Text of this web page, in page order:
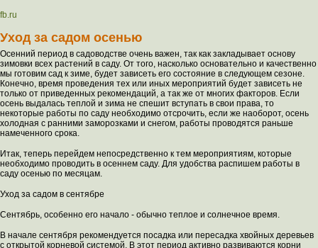
fb.ru
Уход за садом осенью
Осенний период в садоводстве очень важен, так как закладывает основу
зимовки всех растений в саду. От того, насколько основательно и качественно
мы готовим сад к зиме, будет зависеть его состояние в следующем сезоне.
Конечно, время проведения тех или иных мероприятий будет зависеть не
только от приведенных рекомендаций, а так же от многих факторов. Если
осень выдалась теплой и зима не спешит вступать в свои права, то
некоторые работы по саду необходимо отсрочить, если же наоборот, осень
холодная с ранними заморозками и снегом, работы проводятся раньше
намеченного срока.
Итак, теперь перейдем непосредственно к тем мероприятиям, которые
необходимо проводить в осеннем саду. Для удобства распишем работы в
саду осенью по месяцам.
Уход за садом в сентябре
Сентябрь, особенно его начало - обычно теплое и солнечное время.
В начале сентября рекомендуется посадка или пересадка хвойных деревьев
с открытой корневой системой. В этот период активно развиваются корни